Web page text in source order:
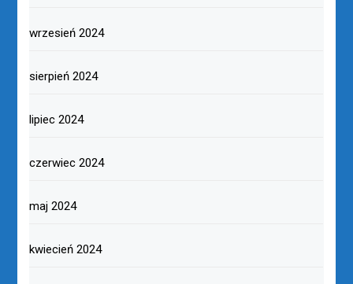
wrzesień 2024
sierpień 2024
lipiec 2024
czerwiec 2024
maj 2024
kwiecień 2024